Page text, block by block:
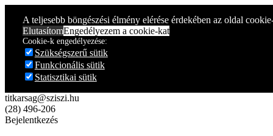
A teljesebb böngészési élmény elérése érdekében az oldal
ElutasítomEngedélyezem a cookie-kat
Cookie-k engedélyezése:
Szükségszerű sütik
Funkcionális sütik
Statisztikai sütik
titkarsag@sziszi.hu
(28) 496-206
Bejelentkezés